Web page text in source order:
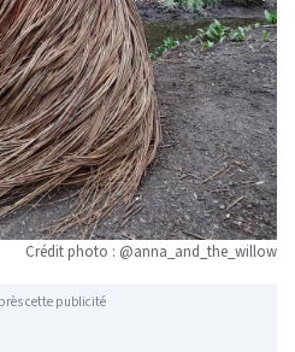
Crédit photo : @anna_and_the_willow
cette publicité